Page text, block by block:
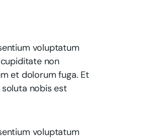
voluptatum
non
et dolorum fuga. Et
nobis est
voluptatum